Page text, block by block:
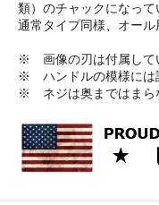
類）のチャックになって
通常タイプ同様、オール
※ 画像の刃は付属して
※ ハンドルの模様には
※ ネジは奥まではまら